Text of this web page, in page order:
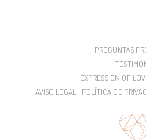
PREGUNTAS
EXPRESSION OF
AVISO LEGAL | POLÍTICA DE